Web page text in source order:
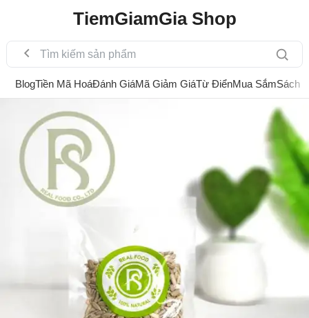
TiemGiamGia Shop
BlogTiền Mã HoáĐánh GiáMã Giảm GiáTừ ĐiểnMua SắmSách